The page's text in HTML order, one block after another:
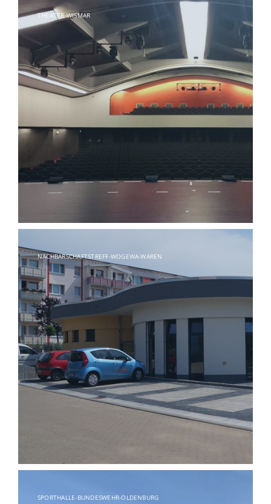
THEATER-WISMAR
NACHBARSCHAFTSTREFF-WOGEWA-WAREN
SPORTHALLE-BUNDESWEHR-OLDENBURG